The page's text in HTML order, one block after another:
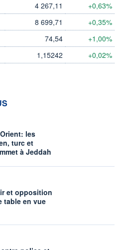
4 267,11 +0,63%
8 699,71 +0,35%
74,54 +1,00%
1,15242 +0,02%
les
turc et
à Jeddah
et opposition
table en vue